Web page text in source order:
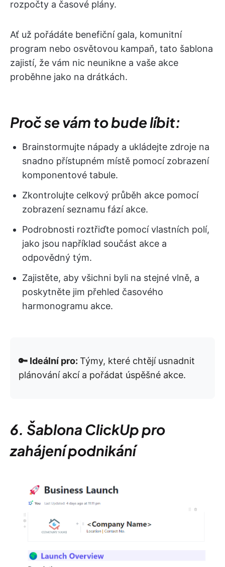
rozpočty a časové plány.
Ať už pořádáte benefiční gala, komunitní
program nebo osvětovou kampaň, tato šablona
zajistí, že vám nic neunikne a vaše akce
proběhne jako na drátkách.
Proč se vám to bude líbit:
Brainstormujte nápady a ukládejte zdroje na
snadno přístupném místě pomocí zobrazení
komponentové tabule.
Zkontrolujte celkový průběh akce pomocí
zobrazení seznamu fází akce.
Podrobnosti roztřiďte pomocí vlastních polí,
jako jsou například součást akce a
odpovědný tým.
Zajistěte, aby všichni byli na stejné vlně, a
poskytněte jim přehled časového
harmonogramu akce.
🔑 Ideální pro: Týmy, které chtějí usnadnit
plánování akcí a pořádat úspěšné akce.
6. Šablona ClickUp pro
zahájení podnikání